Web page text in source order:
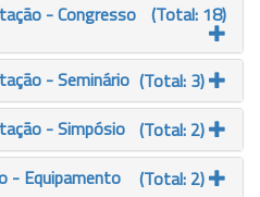
- Congresso (Total: 18)
- Seminário (Total: 3)
- Simpósio (Total: 2)
- Equipamento
(Total: 2)